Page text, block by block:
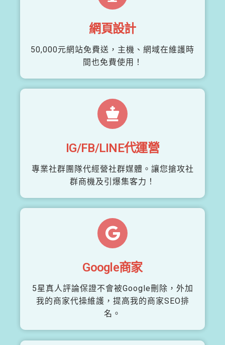
網頁設計
50,000元網站免費送，主機、網域在維護時
間也免費使用！
IG/FB/LINE代運營
專業社群團隊代經營社群媒體。讓您搶攻社
群商機及引爆集客力！
Google商家
5星真人評論保證不會被Google刪除，外加
我的商家代操維護，提高我的商家SEO排
名。